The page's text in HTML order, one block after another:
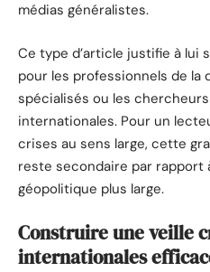
médias généralistes.
Ce type d’article justifie à lui
pour les professionnels de la
spécialisés ou les
internationales. Pour un
crises au sens large, cette
reste secondaire par rapport
géopolitique plus large.
Construire une veille
internationales